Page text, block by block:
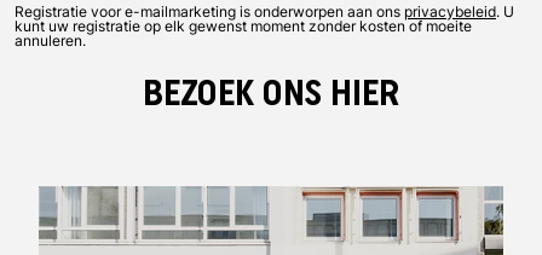
Registratie voor e-mailmarketing is onderworpen aan ons privacybeleid. U
kunt uw registratie op elk gewenst moment zonder kosten of moeite
annuleren.
BEZOEK ONS HIER